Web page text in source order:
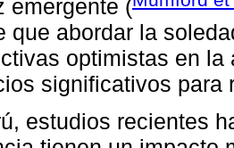
emergente (
que abordar la
optimistas en
significativos para
estudios recientes